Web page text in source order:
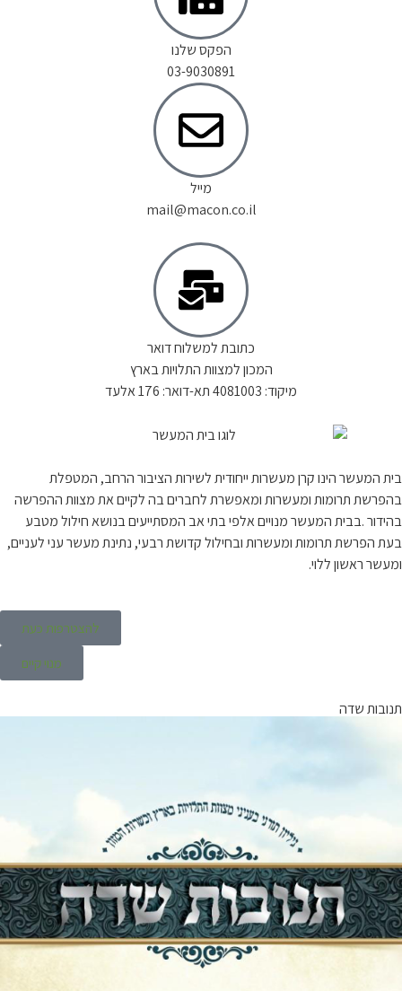
הפקס שלנו
03-9030891
מייל
mail@macon.co.il
כתובת למשלוח דואר
המכון למצוות התלויות בארץ
מיקוד: 4081003 תא-דואר: 176 אלעד
בית המעשר הינו קרן מעשרות ייחודית לשירות הציבור הרחב, המטפלת
בהפרשת תרומות ומעשרות ומאפשרת לחברים בה לקיים את מצוות ההפרשה
בהידור .בבית המעשר מנויים אלפי בתי אב המסתייעים בנושא חילול מטבע
בעת הפרשת תרומות ומעשרות ובחילול קדושת רבעי, נתינת מעשר עני לעניים,
ומעשר ראשון ללוי.
להצטרפות כעת
מנוי קיים
תנובות שדה